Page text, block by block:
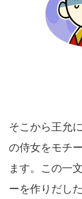
そこから王允
の侍女をモチ
ます。この一
ーを作りだし